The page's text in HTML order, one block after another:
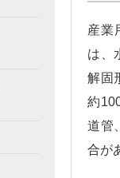
産業
は、
解固
約
道管
合が